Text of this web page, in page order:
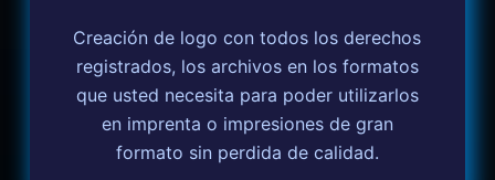
Creación de logo con todos los derechos
registrados, los archivos en los formatos
que usted necesita para poder utilizarlos
en imprenta o impresiones de gran
formato sin perdida de calidad.